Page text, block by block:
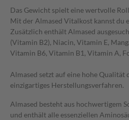
Das Gewicht spielt eine wertvolle
Mit der Almased Vitalkost kannst du
Zusätzlich enthält Almased
(Vitamin B2), Niacin, Vitamin E,
Vitamin B6, Vitamin B1, Vitamin A,
Almased setzt auf eine hohe
einzigartiges Herstellungsverfahren.
Almased besteht aus hochwertigem
und enthält alle essenziellen